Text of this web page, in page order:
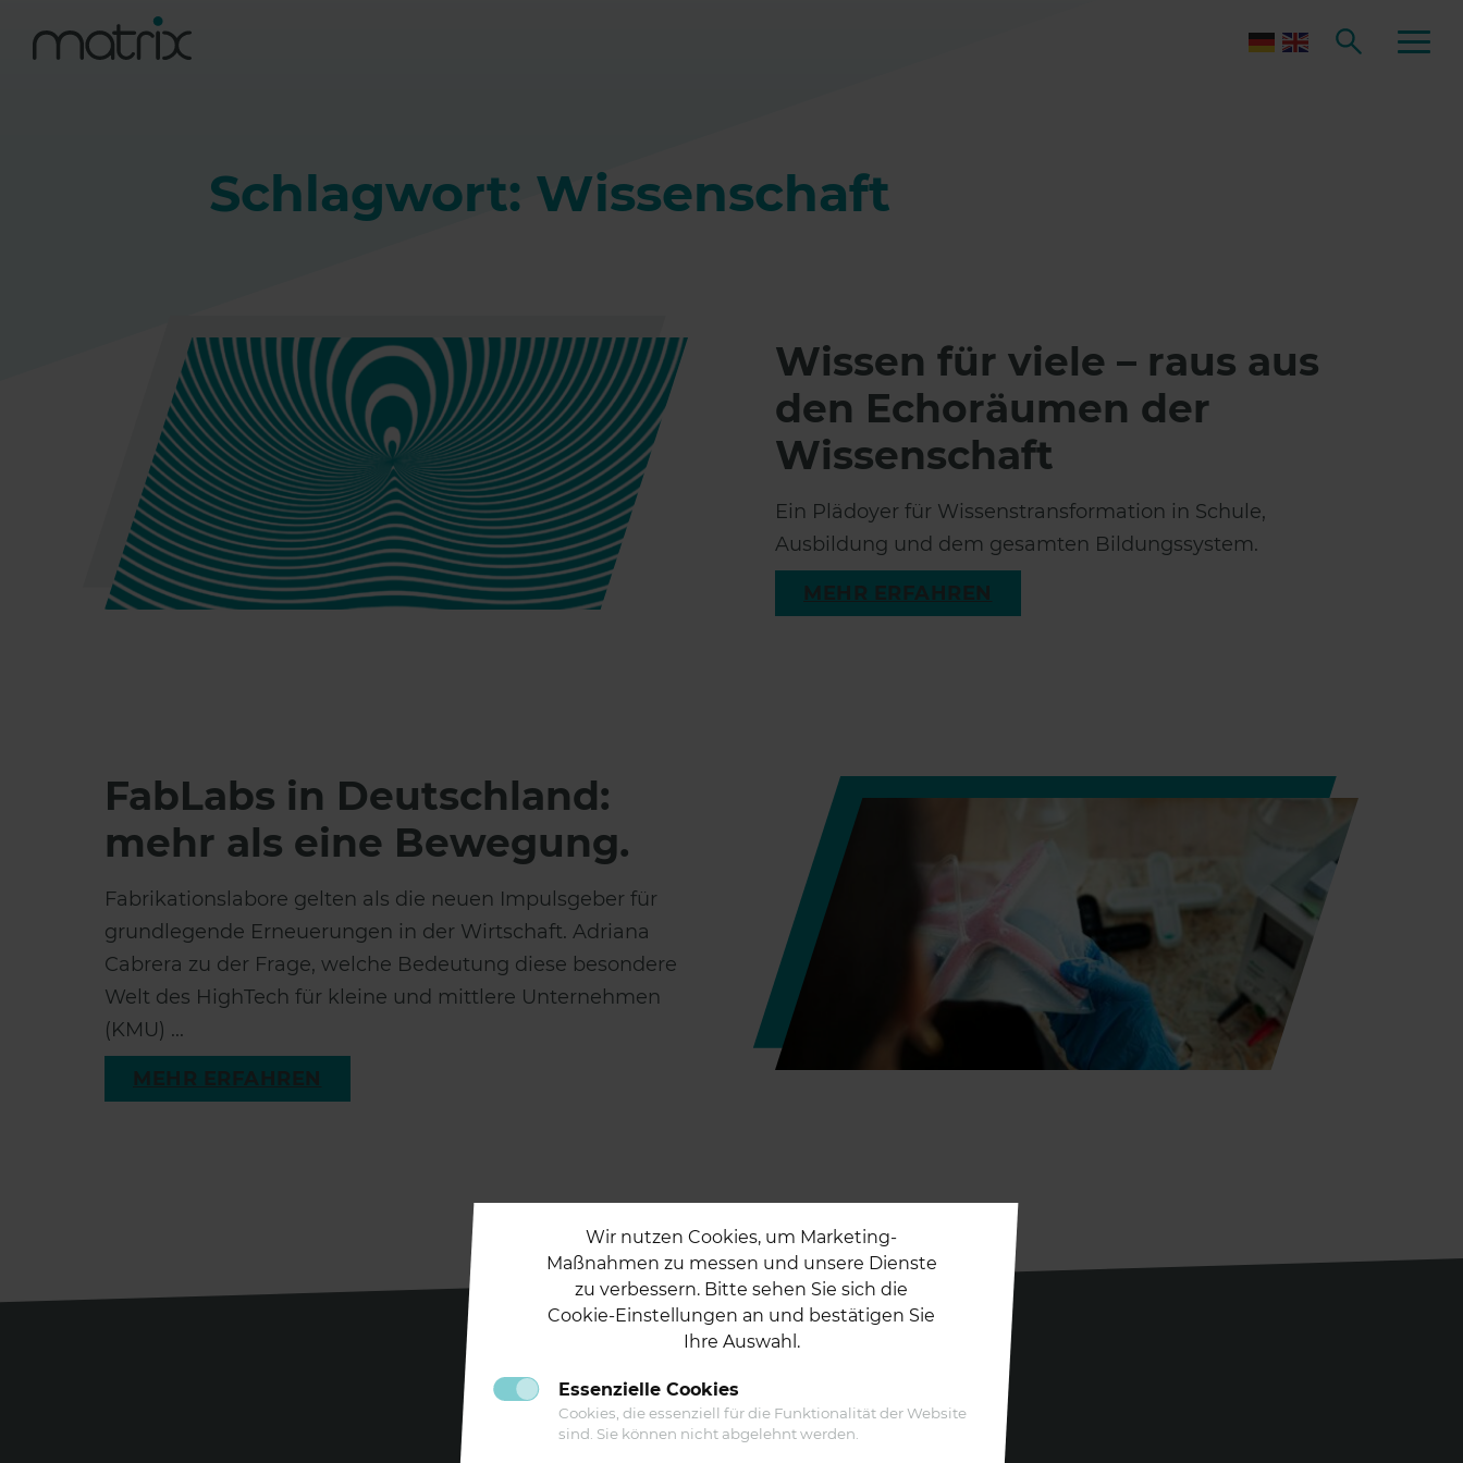
Schlagwort: Wissenschaft
Wissen für viele – raus aus
den Echoräumen der
Wissenschaft
Ein Plädoyer für Wissenstransformation in Schule,
Ausbildung und dem gesamten Bildungssystem.
FabLabs in Deutschland:
mehr als eine Bewegung.
Fabrikationslabore gelten als die neuen Impulsgeber für
grundlegende Erneuerungen in der Wirtschaft. Adriana
Cabrera zu der Frage, welche Bedeutung diese besondere
Welt des HighTech für kleine und mittlere Unternehmen
(KMU) ...
Folgen Sie uns auf
Wir nutzen Cookies, um Marketing-
Maßnahmen zu messen und unsere Dienste
zu verbessern. Bitte sehen Sie sich die
Cookie-Einstellungen an und bestätigen Sie
Ihre Auswahl.
Essenzielle Cookies
Cookies, die essenziell für die Funktionalität der Website
sind. Sie können nicht abgelehnt werden.